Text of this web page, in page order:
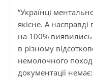
“Українці
якісне. А
на 100%
в різному
немолочного
документації